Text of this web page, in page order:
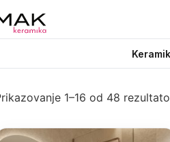
1–16 od 48